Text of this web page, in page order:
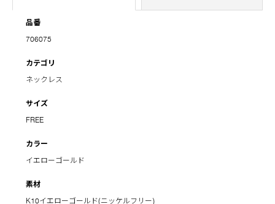
品番
706075
カテゴリ
ネックレス
サイズ
FREE
カラー
イエローゴールド
素材
K10イエローゴールド(ニッケルフリー)